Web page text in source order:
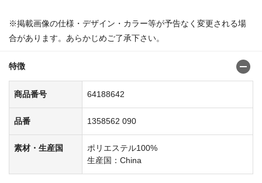
※掲載画像の仕様・デザイン・カラー等が予告なく変更される場
合があります。あらかじめご了承下さい。
特徴
商品番号 64188642
品番 1358562 090
素材・生産国
ポリエステル100%
生産国：China